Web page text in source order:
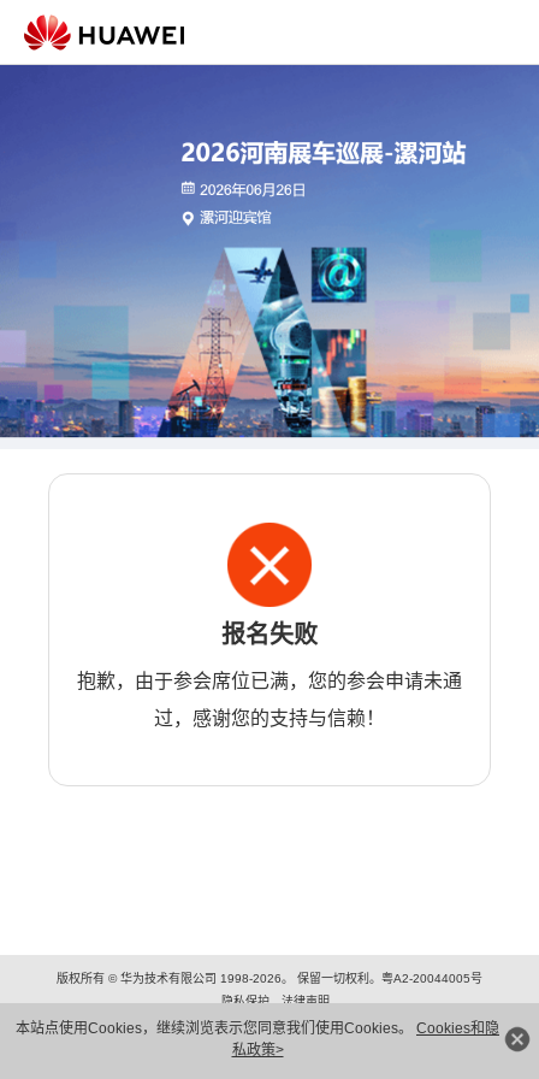
本站点使用Cookies，继续浏览表示您同意我们使用Cookies。 Cookies和隐
私政策>
报名失败
抱歉，由于参会席位已满，您的参会申请未通
过，感谢您的支持与信赖！
版权所有 © 华为技术有限公司 1998-2026。 保留一切权利。粤A2-20044005号
隐私保护
法律声明